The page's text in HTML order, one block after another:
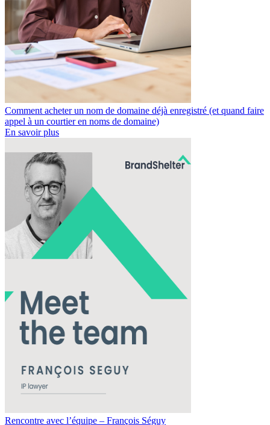
Comment acheter un nom de domaine déjà enregistré (et quand faire
appel à un courtier en noms de domaine)
En savoir plus
Rencontre avec l’équipe – François Séguy